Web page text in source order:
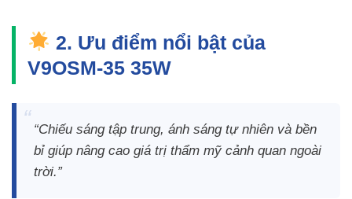
2. Ưu điểm nổi bật của
V9OSM-35 35W
“Chiếu sáng tập trung, ánh sáng tự nhiên và bền
bỉ giúp nâng cao giá trị thẩm mỹ cảnh quan ngoài
trời.”